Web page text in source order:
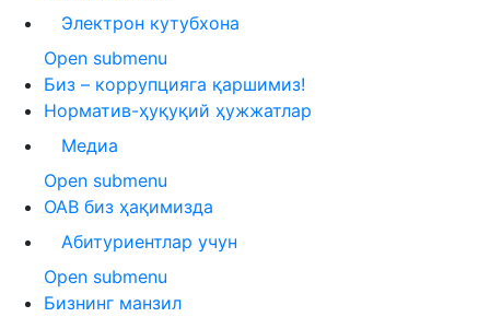
Электрон кутубхона
Open submenu
Биз – коррупцияга қаршимиз!
Норматив-ҳуқуқий ҳужжатлар
Медиа
Open submenu
ОАВ биз ҳақимизда
Абитуриентлар учун
Open submenu
Бизнинг манзил